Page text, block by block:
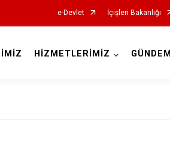
e-Devlet İçişleri Bakanlığı
HİZMETLERİMİZ GÜNDEM